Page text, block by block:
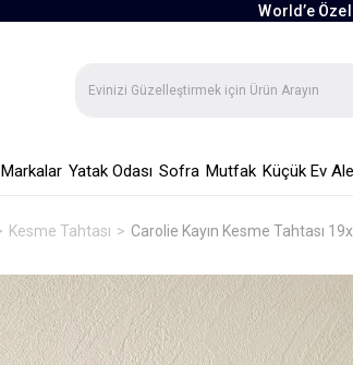
World’e
Markalar Yatak Odası Sofra Mutfak Küçük Ev
Kesme Tahtası Carolie Kayın Kesme Tahtası